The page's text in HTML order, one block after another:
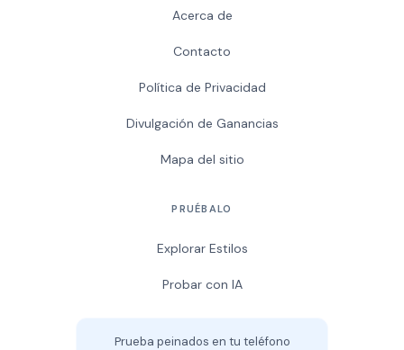
Acerca de
Contacto
Política de Privacidad
Divulgación de Ganancias
Mapa del sitio
PRUÉBALO
Explorar Estilos
Probar con IA
Prueba peinados en tu teléfono